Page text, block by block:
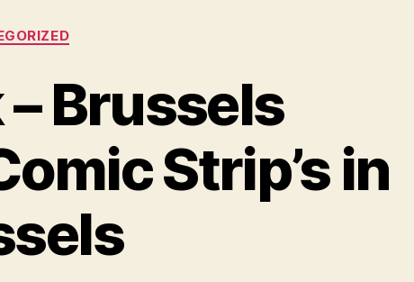
Categories
Brussels
Strip’s in